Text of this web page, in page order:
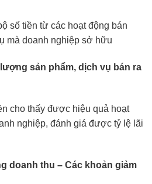
số tiền từ các hoạt động bán
mà doanh nghiệp sở hữu
sản phẩm, dịch vụ bán ra
cho thấy được hiệu quả hoạt
nghiệp, đánh giá được tỷ lệ lãi
doanh thu – Các khoản giảm